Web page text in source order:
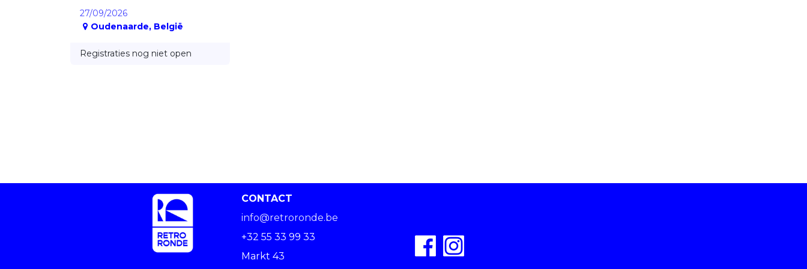
27/09/2026
Oudenaarde, België
Registraties nog niet open
CONTACT
info@retroronde.be
+32 55 33 99 33
Markt 43